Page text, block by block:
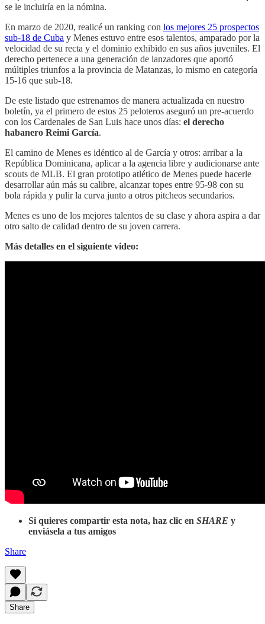
se le incluiría en la nómina.
En marzo de 2020, realicé un ranking con los mejores 25 prospectos
sub-18 de Cuba y Menes estuvo entre esos talentos, amparado por la
velocidad de su recta y el dominio exhibido en sus años juveniles. El
derecho pertenece a una generación de lanzadores que aportó
múltiples triunfos a la provincia de Matanzas, lo mismo en categoría
15-16 que sub-18.
De este listado que estrenamos de manera actualizada en nuestro
boletín, ya el primero de estos 25 peloteros aseguró un pre-acuerdo
con los Cardenales de San Luis hace unos días: el derecho
habanero Reimi García.
El camino de Menes es idéntico al de García y otros: arribar a la
República Dominicana, aplicar a la agencia libre y audicionarse ante
scouts de MLB. El gran prototipo atlético de Menes puede hacerle
desarrollar aún más su calibre, alcanzar topes entre 95-98 con su
bola rápida y pulir la curva junto a otros pitcheos secundarios.
Menes es uno de los mejores talentos de su clase y ahora aspira a dar
otro salto de calidad dentro de su joven carrera.
Más detalles en el siguiente video:
Si quieres compartir esta nota, haz clic en SHARE y
enviásela a tus amigos
Share
Share